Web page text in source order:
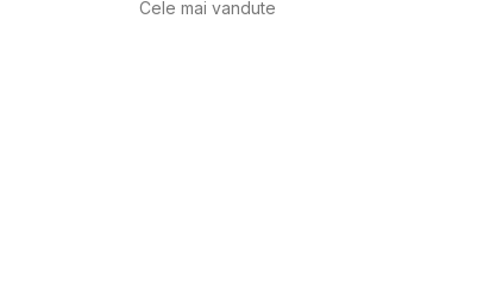
Cele mai vandute